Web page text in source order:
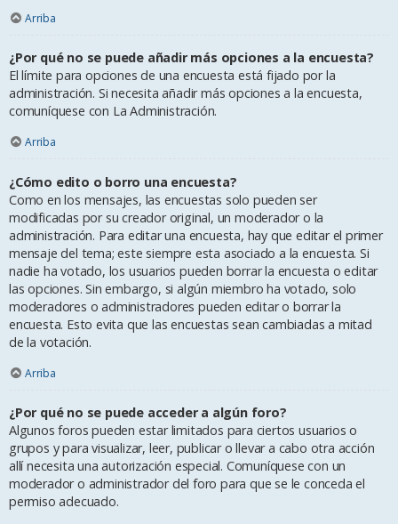
Arriba
¿Por qué no se puede añadir más opciones a la encuesta?
El límite para opciones de una encuesta está fijado por la
administración. Si necesita añadir más opciones a la encuesta,
comuníquese con La Administración.
Arriba
¿Cómo edito o borro una encuesta?
Como en los mensajes, las encuestas solo pueden ser
modificadas por su creador original, un moderador o la
administración. Para editar una encuesta, hay que editar el primer
mensaje del tema; este siempre esta asociado a la encuesta. Si
nadie ha votado, los usuarios pueden borrar la encuesta o editar
las opciones. Sin embargo, si algún miembro ha votado, solo
moderadores o administradores pueden editar o borrar la
encuesta. Esto evita que las encuestas sean cambiadas a mitad
de la votación.
Arriba
¿Por qué no se puede acceder a algún foro?
Algunos foros pueden estar limitados para ciertos usuarios o
grupos y para visualizar, leer, publicar o llevar a cabo otra acción
allí necesita una autorización especial. Comuníquese con un
moderador o administrador del foro para que se le conceda el
permiso adecuado.